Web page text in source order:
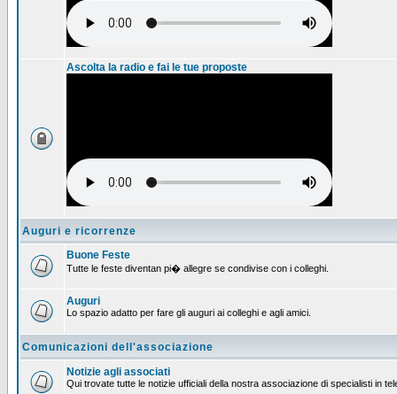
Ascolta la radio e fai le tue proposte
Auguri e ricorrenze
Buone Feste
Tutte le feste diventan pi� allegre se condivise con i colleghi.
Auguri
Lo spazio adatto per fare gli auguri ai colleghi e agli amici.
Comunicazioni dell'associazione
Notizie agli associati
Qui trovate tutte le notizie ufficiali della nostra associazione di specialisti in